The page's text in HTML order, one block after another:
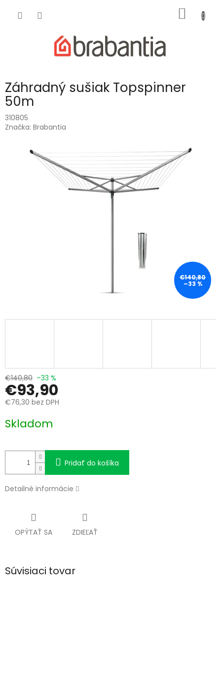
KOŠÍK
Záhradný sušiak Topspinner
50m
310805
Značka: Brabantia
€140,80
–33 %
€140,80 –33 %
€93,90
€76,30 bez DPH
cena:
Skladom
Pridať do košíka
Detailné informácie
OPÝTAŤ SA ZDIEĽAŤ
Súvisiaci tovar